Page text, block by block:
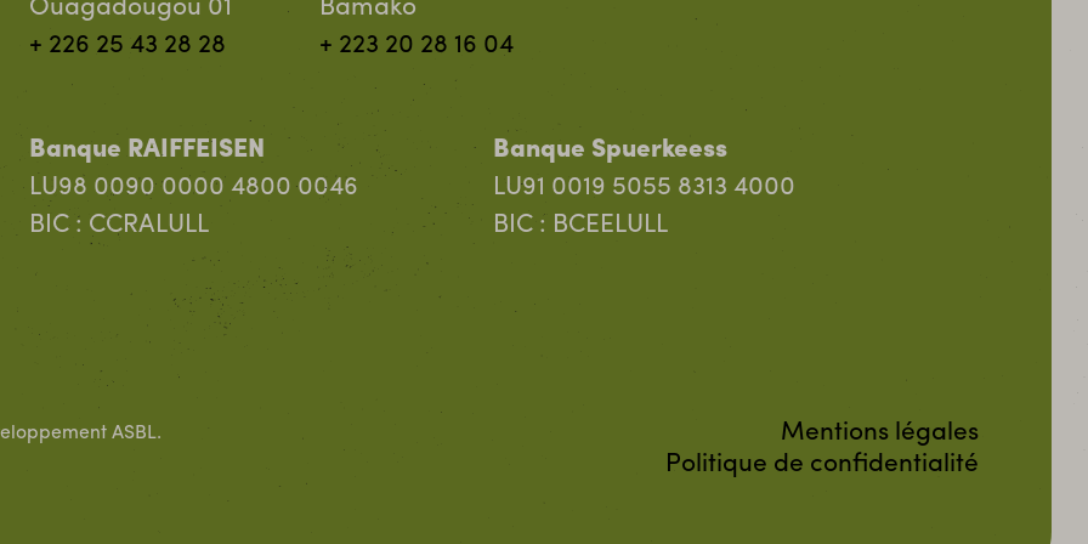
Ouagadougou 01
+ 226 25 43 28 28
Bamako
+ 223 20 28 16 04
Banque RAIFFEISEN
LU98 0090 0000 4800 0046
BIC : CCRALULL
Banque Spuerkeess
LU91 0019 5055 8313 4000
BIC : BCEELULL
ASBL.
Mentions légales
Politique de confidentialité